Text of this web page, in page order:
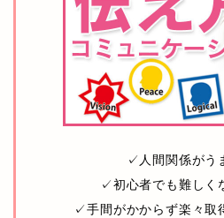
✓人間関係がう
✓初心者でも難しく
✓手間がかからず楽々取